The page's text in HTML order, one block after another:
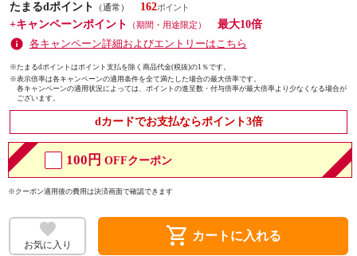
たまるdポイント
（通常）
162
+キャンペーンポイント
（期間・用途限定）
最大10倍
各キャンペーン詳細およびエントリーはこちら
※たまるdポイントはポイント支払を除く商品代金(税抜)の1％です。
※表示倍率は各キャンペーンの適用条件を全て満たした場合の最大倍率です。
各キャンペーンの適用状況によっては、ポイントの進呈数・付与倍率が最大倍率より少なくなる場合が
ございます。
dカードでお支払ならポイント3倍
100円 OFFクーポン
※クーポン適用後の費用は決済画面で確認できます
お気に入り shopping_cart カートに入れる